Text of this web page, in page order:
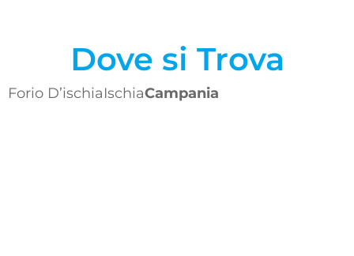
Dove si Trova
Forio D’ischiaIschiaCampania